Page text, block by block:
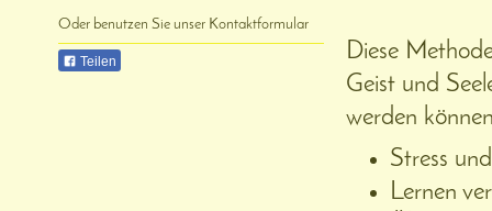
Diese
Geist und
werden
Stress
Lernen
Oder benutzen Sie unser Kontaktformular
Teilen